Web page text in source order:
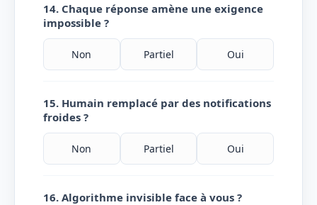
14. Chaque réponse amène une exigence
impossible ?
Non Partiel Oui
15. Humain remplacé par des notifications
froides ?
Non Partiel Oui
16. Algorithme invisible face à vous ?